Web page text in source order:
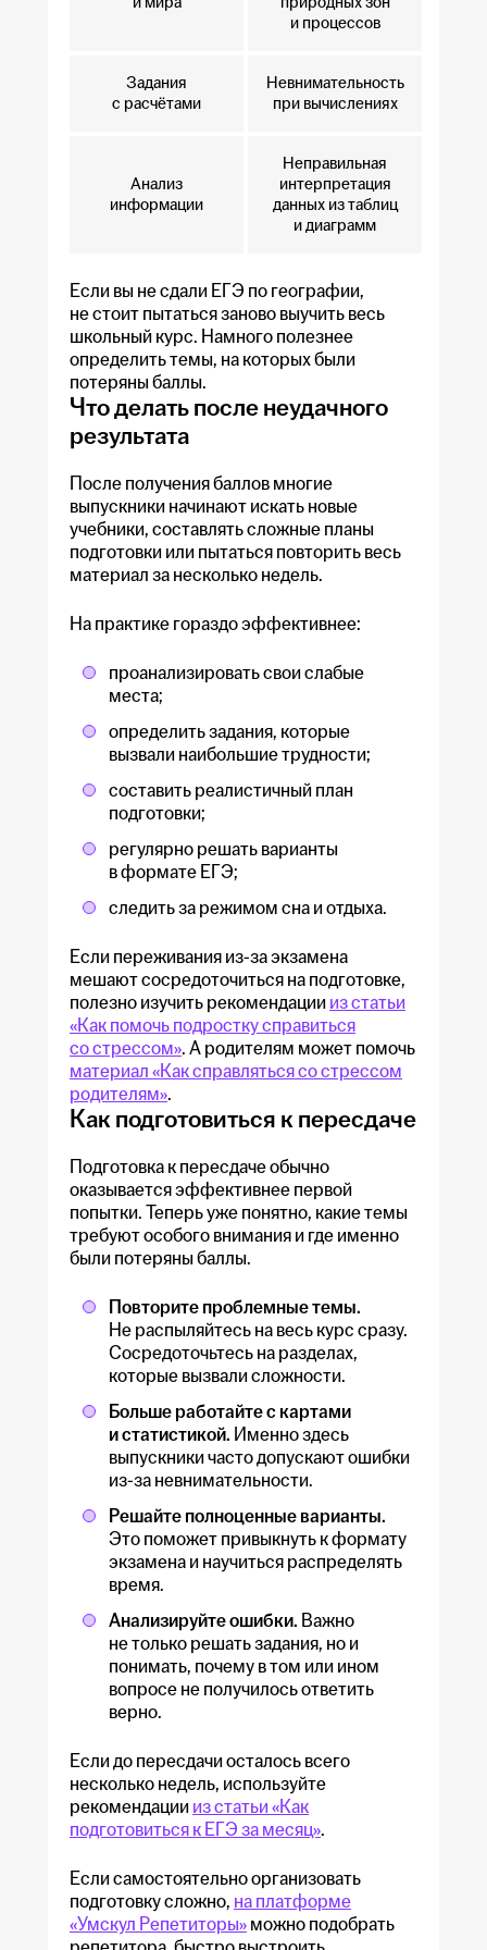
и процессов
Задания
с расчётами
Невнимательность
при вычислениях
Анализ
информации
Неправильная
интерпретация
данных из таблиц
и диаграмм
Если вы не сдали ЕГЭ по географии,
не стоит пытаться заново выучить весь
школьный курс. Намного полезнее
определить темы, на которых были
потеряны баллы.
Что делать после неудачного
результата
После получения баллов многие
выпускники начинают искать новые
учебники, составлять сложные планы
подготовки или пытаться повторить весь
материал за несколько недель.
На практике гораздо эффективнее:
проанализировать свои слабые
места;
определить задания, которые
вызвали наибольшие трудности;
составить реалистичный план
подготовки;
регулярно решать варианты
в формате ЕГЭ;
следить за режимом сна и отдыха.
Если переживания из-за экзамена
мешают сосредоточиться на подготовке,
полезно изучить рекомендациииз статьи
«Как помочь подростку справиться
со стрессом». А родителям может помочь
материал «Как справляться со стрессом
родителям».
Как подготовиться к пересдаче
Подготовка к пересдаче обычно
оказывается эффективнее первой
попытки. Теперь уже понятно, какие темы
требуют особого внимания и где именно
были потеряны баллы.
Повторите проблемные темы.
Не распыляйтесь на весь курс сразу.
Сосредоточьтесь на разделах,
которые вызвали сложности.
Больше работайте с картами
и статистикой. Именно здесь
выпускники часто допускают ошибки
из-за невнимательности.
Решайте полноценные варианты.
Это поможет привыкнуть к формату
экзамена и научиться распределять
время.
Анализируйте ошибки. Важно
не только решать задания, но и
понимать, почему в том или ином
вопросе не получилось ответить
верно.
Если до пересдачи осталось всего
несколько недель, используйте
рекомендациииз статьи «Как
подготовиться к ЕГЭ за месяц».
Если самостоятельно организовать
подготовку сложно, на платформе
«Умскул Репетиторы»можно подобрать